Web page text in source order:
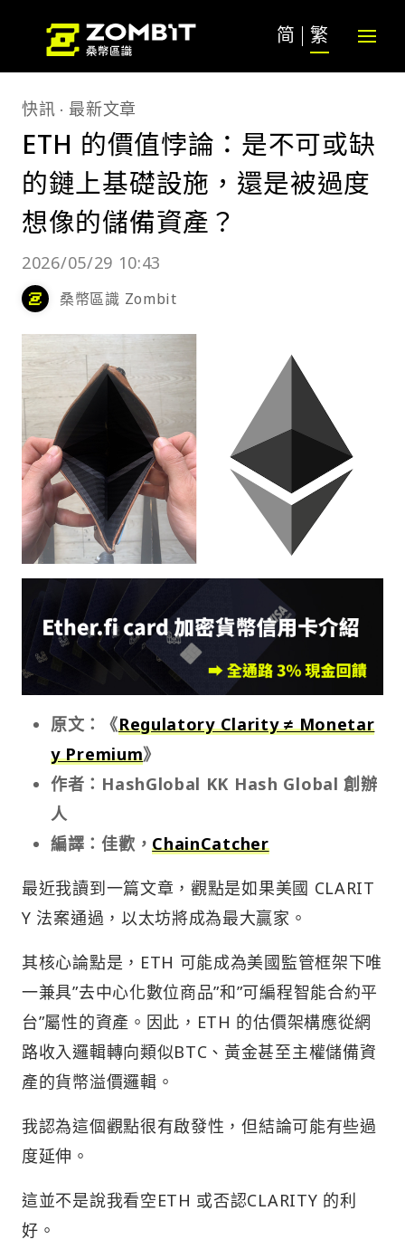
简 繁
快訊 最新文章
ETH 的價值悖論：是不可或缺
的鏈上基礎設施，還是被過度
想像的儲備資產？
2026/05/29 10:43
桑幣區識 Zombit
原文：《Regulatory Clarity ≠ Monetar
y Premium》
作者：HashGlobal KK Hash Global 創辦
人
編譯：佳歡，ChainCatcher
最近我讀到一篇文章，觀點是如果美國 CLARIT
Y 法案通過，以太坊將成為最大贏家。
其核心論點是，ETH 可能成為美國監管框架下唯
一兼具”去中心化數位商品”和”可編程智能合約平
台”屬性的資產。因此，ETH 的估價架構應從網
路收入邏輯轉向類似BTC、黃金甚至主權儲備資
產的貨幣溢價邏輯。
我認為這個觀點很有啟發性，但結論可能有些過
度延伸。
這並不是說我看空ETH 或否認CLARITY 的利
好。